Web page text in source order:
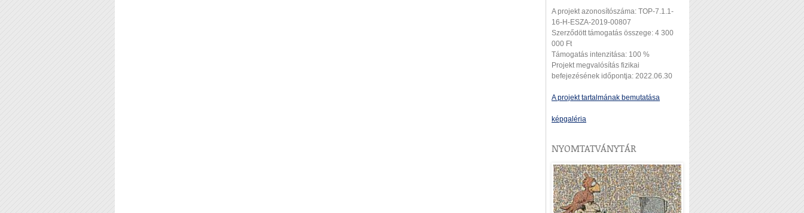
A projekt azonosítószáma: TOP-7.1.1-
16-H-ESZA-2019-00807
Szerződött támogatás összege: 4 300
000 Ft
Támogatás intenzitása: 100 %
Projekt megvalósítás fizikai
befejezésének időpontja: 2022.06.30
A projekt tartalmának bemutatása
képgaléria
NYOMTATVÁNYTÁR